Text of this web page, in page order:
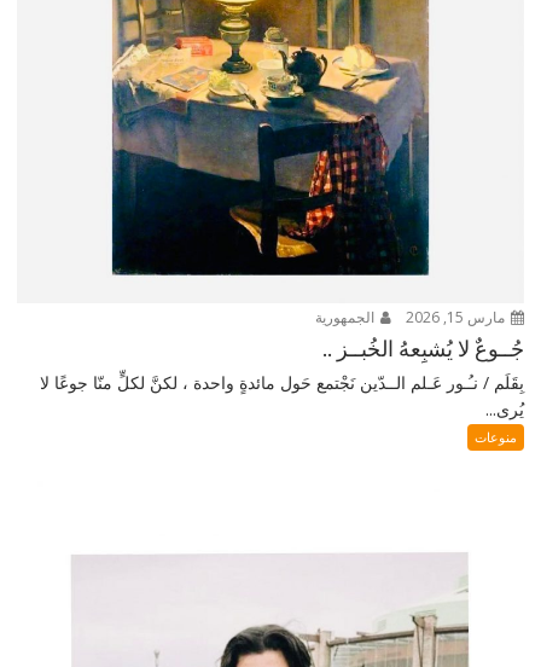
مارس 15, 2026 الجمهورية
جُــوعٌ لا يُشبِعهُ الخُبــز ..
بِقَلَم / نـُـور عَـلم الــدّين نَجْتمع حَول مائدةٍ واحدة ، لكنَّ لكلٍّ منّا جوعًا لا
يُرى...
منوعات